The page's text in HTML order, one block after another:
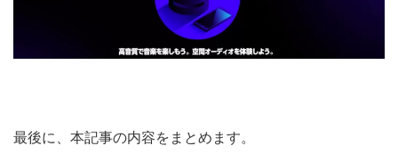
最後に、本記事の内容をまとめます。